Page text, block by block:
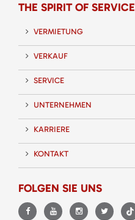
THE SPIRIT OF SERVICE
VERMIETUNG
VERKAUF
SERVICE
UNTERNEHMEN
KARRIERE
KONTAKT
FOLGEN SIE UNS